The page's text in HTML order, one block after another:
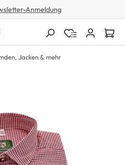
Anmeldung
Jacken & mehr